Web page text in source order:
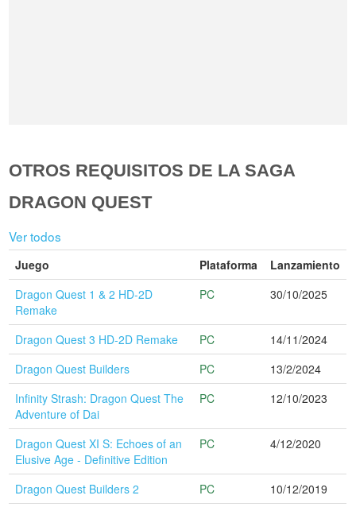
OTROS REQUISITOS DE LA SAGA
DRAGON QUEST
Ver todos
Juego Plataforma
Lanzamiento
Dragon Quest 1 & 2 HD-2D
Remake
PC 30/10/2025
Dragon Quest 3 HD-2D Remake PC
14/11/2024
Dragon Quest Builders
PC
13/2/2024
Infinity Strash: Dragon Quest The
Adventure of Dai
PC 12/10/2023
Dragon Quest XI S: Echoes of an
Elusive Age - Definitive Edition
PC 4/12/2020
Dragon Quest Builders 2 PC
10/12/2019